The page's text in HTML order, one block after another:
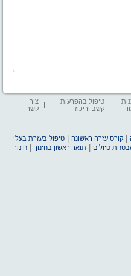
טיפול בהפרעות
קשב וריכוז
צור
קשר
|קורס עזרה ראשונה |טיפול בעזרת בעלי
טיולים תואר ראשון בחינוך |חינוך